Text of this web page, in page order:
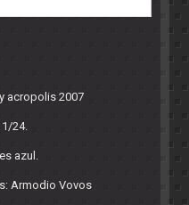
acropolis 2007
24.
azul.
Armodio Vovos